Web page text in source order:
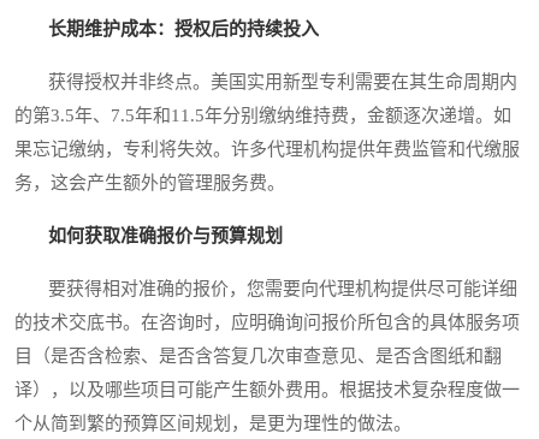
长期维护成本：授权后的持续投入
获得授权并非终点。美国实用新型专利需要在其生命周期内
的第3.5年、7.5年和11.5年分别缴纳维持费，金额逐次递增。如
果忘记缴纳，专利将失效。许多代理机构提供年费监管和代缴服
务，这会产生额外的管理服务费。
如何获取准确报价与预算规划
要获得相对准确的报价，您需要向代理机构提供尽可能详细
的技术交底书。在咨询时，应明确询问报价所包含的具体服务项
目（是否含检索、是否含答复几次审查意见、是否含图纸和翻
译），以及哪些项目可能产生额外费用。根据技术复杂程度做一
个从简到繁的预算区间规划，是更为理性的做法。